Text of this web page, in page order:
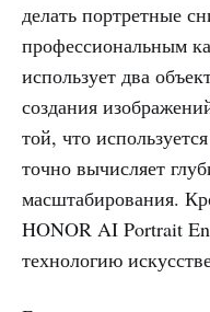
делать портретные
профессиональным
использует два
создания
той, что
точно вычисляет
масштабирования.
HONOR AI Portrait
технологию